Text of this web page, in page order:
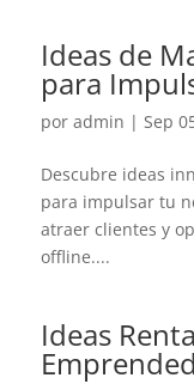
Ideas de
para
por admin | Sep
Descubre ideas
para impulsar tu
atraer clientes y
offline....
Ideas